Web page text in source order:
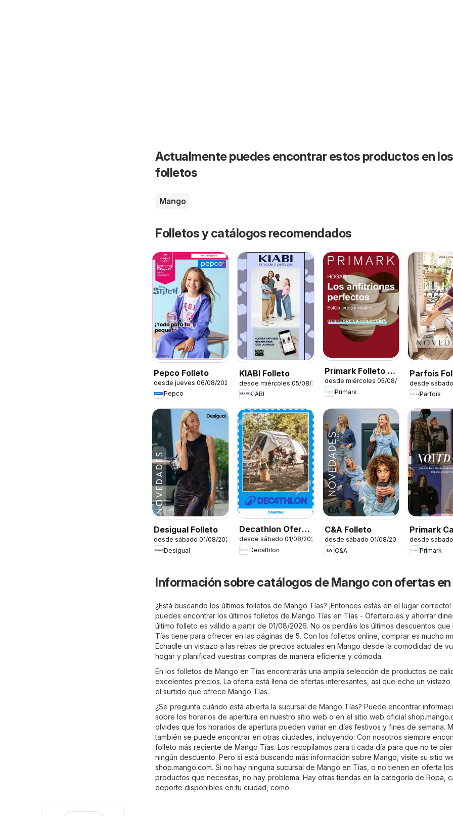
Actualmente puedes encontrar estos productos en los
folletos
Mango
Folletos y catálogos recomendados
Pepco Folleto
desde jueves 06/08/2026
Pepco
KIABI Folleto
desde miércoles 05/08/2026
KIABI
Primark Folleto -
Hogar
desde miércoles 05/08/2026
Primark
Parfois
desde
Parfois
Desigual Folleto
desde sábado 01/08/2026
Desigual
Decathlon Oferta
estacional
desde sábado 01/08/2026
Decathlon
C&A Folleto
desde sábado 01/08/2026
C&A
Primark
desde
Primark
Información sobre catálogos de Mango con ofertas
¿Está buscando los últimos folletos de Mango Tías? ¡Entonces estás en el lugar
puedes encontrar los últimos folletos de Mango Tías en Tías - Ofertero.es y ahorrar
último folleto es válido a partir de 01/08/2026. No os perdáis los últimos descuentos que
Tías tiene para ofrecer en las páginas de 5. Con los folletos online, comprar es mucho
Echadle un vistazo a las rebas de precios actuales en Mango desde la comodidad de
hogar y planificad vuestras compras de manera eficiente y cómoda.
En los folletos de Mango en Tías encontrarás una amplia selección de productos de
excelentes precios. La oferta está llena de ofertas interesantes, así que eche un vistazo
el surtido que ofrece Mango Tías.
¿Se pregunta cuándo está abierta la sucursal de Mango Tías? Puede encontrar
sobre los horarios de apertura en nuestro sitio web o en el sitio web oficial
olvides que los horarios de apertura pueden variar en días festivos y fines de semana.
también se puede encontrar en otras ciudades, incluyendo: Con nosotros siempre
folleto más reciente de Mango Tías. Los recopilamos para ti cada día para que no te
ningún descuento. Pero si está buscando más información sobre Mango, visite su sitio
shop.mango.com. Si no hay ninguna sucursal de Mango en Tías, o no tienen en oferta los
productos que necesitas, no hay problema. Hay otras tiendas en la categoría de Ropa,
deporte disponibles en tu ciudad, como .